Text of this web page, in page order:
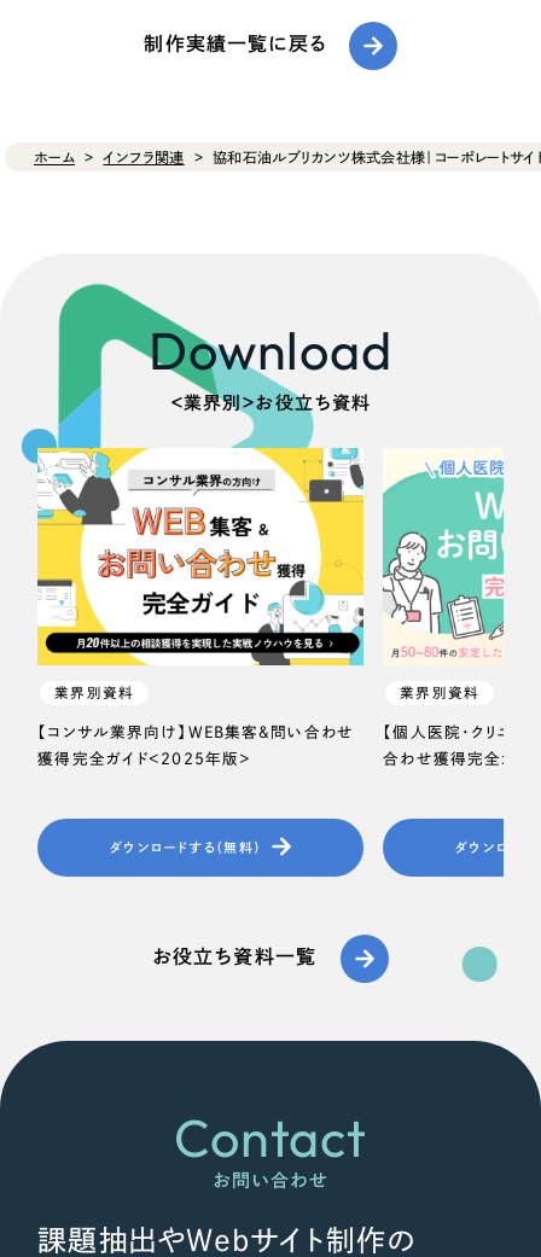
制作実績一覧に戻る
ホーム インフラ関連 協和石油ルブリカンツ株式会社様｜コーポレートサイ
Download
＜業界別＞お役立ち資料
業界別資料
【コンサル業界向け】WEB集客＆問い合わせ
獲得完全ガイド＜2025年版＞
ダウンロードする（無料）
業界別資料
【個人医院・クリニッ
合わせ獲得完全ガイ
ダウンロード
お役立ち資料一覧
Contact
お問い合わせ
課題抽出やWebサイト制作の